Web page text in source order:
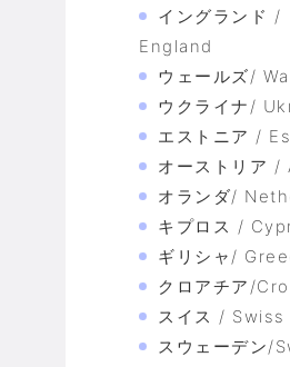
イングランド /
England
ウェールズ/
ウクライナ/
エストニア /
オーストリア /
オランダ/
キプロス /
ギリシャ/
クロアチア/
スイス / Swiss
スウェーデン/